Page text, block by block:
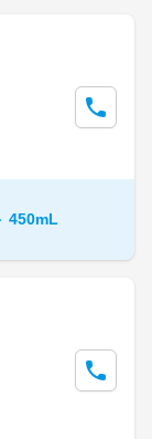
450mL